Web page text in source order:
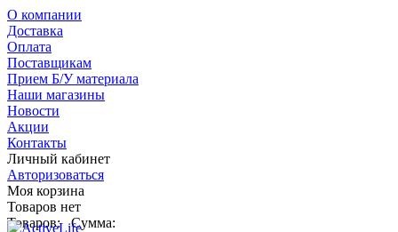
О компании
Доставка
Оплата
Поставщикам
Прием Б/У материала
Наши магазины
Новости
Акции
Контакты
Личный кабинет
Авторизоваться
Моя корзина
Товаров нет
Товаров: Сумма: